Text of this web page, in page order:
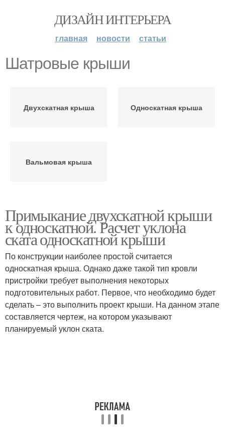
ДИЗАЙН ИНТЕРЬЕРА
главная новости статьи
Шатровые крыши
Двухскатная крыша Односкатная крыша
Вальмовая крыша
Примыкание двухскатной крыши
к односкатной. Расчет уклона
ската односкатной крыши
По конструкции наиболее простой считается
односкатная крыша. Однако даже такой тип кровли
пристройки требует выполнения некоторых
подготовительных работ. Первое, что необходимо будет
сделать – это выполнить проект крыши. На данном этапе
составляется чертеж, на котором указывают
планируемый уклон ската.